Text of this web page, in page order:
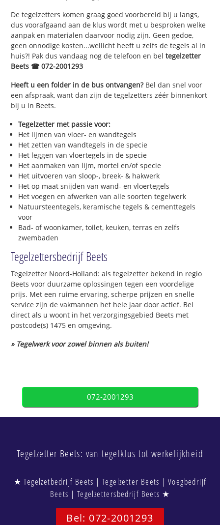
De tegelzetters komen graag goed voorbereid bij u langs,
dus voorafgaand aan de klus wordt met u besproken welke
aanpak en materialen daarvoor nodig zijn. Geen gedoe,
geen onnodige kosten...wellicht heeft u zelfs de tegels al in
huis?! Pak dus vandaag nog de telefoon en beltegelzetter
Beets ☎ 072-2001293
Heeft u een folder in de bus ontvangen?Bel dan snel voor
een afspraak, want dan zijn de tegelzetters zéér binnenkort
bij u in Beets.
Tegelzetter met passie voor:
Het lijmen van vloer- en wandtegels
Het zetten van wandtegels in de specie
Het leggen van vloertegels in de specie
Het aanmaken van lijm, mortel en/of specie
Het uitvoeren van sloop-, breek- & hakwerk
Het op maat snijden van wand- en vloertegels
Het voegen en afwerken van alle soorten tegelwerk
Natuursteentegels, keramische tegels & cementtegels
voor
Bad- of woonkamer, toilet, keuken, terras en zelfs
zwembaden
Tegelzettersbedrijf Beets
Tegelzetter Noord-Holland: als tegelzetter bekend in regio
Beets voor duurzame oplossingen tegen een voordelige
prijs. Met een ruime ervaring, scherpe prijzen en snelle
service zijn de vakmannen het hele jaar door actief. Bel
direct als u woont in het verzorgingsgebied Beets met
postcode(s) 1475 en omgeving.
» Tegelwerk voor zowel binnen als buiten!
072-2001293
Tegelzetter Beets: van tegelklus tot werkelijkheid
★ Tegelzetbedrijf Beets | Tegelzetter Beets | Voegbedrijf
Beets | Tegelzettersbedrijf Beets ★
Bel: 072-2001293